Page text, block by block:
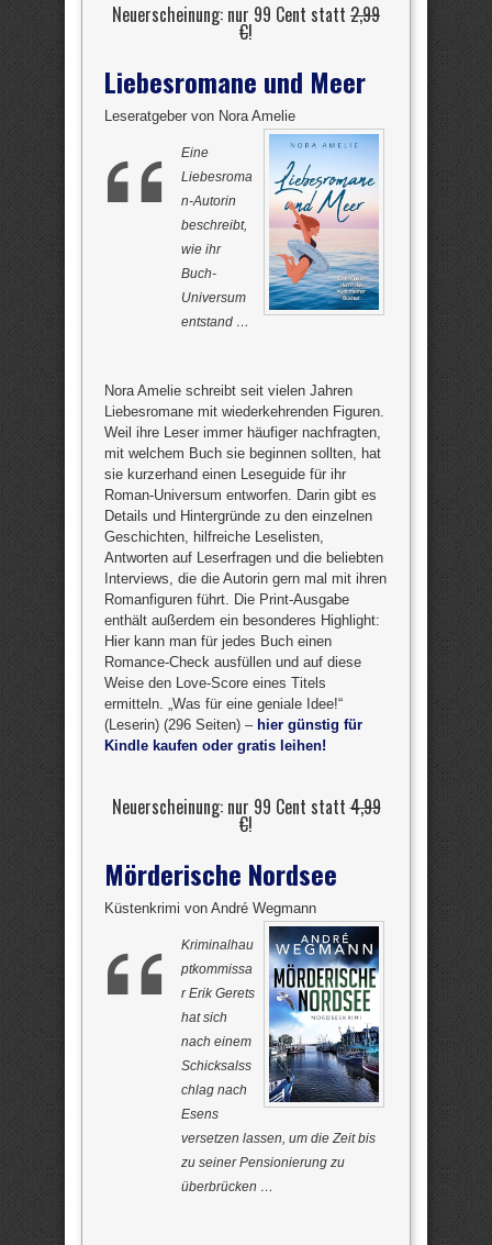
Neuerscheinung: nur 99 Cent statt 2,99
€!
Liebesromane und Meer
Leseratgeber von Nora Amelie
Eine
Liebesroma
n-Autorin
beschreibt,
wie ihr
Buch-
Universum
entstand …
Nora Amelie schreibt seit vielen Jahren
Liebesromane mit wiederkehrenden Figuren.
Weil ihre Leser immer häufiger nachfragten,
mit welchem Buch sie beginnen sollten, hat
sie kurzerhand einen Leseguide für ihr
Roman-Universum entworfen. Darin gibt es
Details und Hintergründe zu den einzelnen
Geschichten, hilfreiche Leselisten,
Antworten auf Leserfragen und die beliebten
Interviews, die die Autorin gern mal mit ihren
Romanfiguren führt. Die Print-Ausgabe
enthält außerdem ein besonderes Highlight:
Hier kann man für jedes Buch einen
Romance-Check ausfüllen und auf diese
Weise den Love-Score eines Titels
ermitteln. „Was für eine geniale Idee!“
(Leserin) (296 Seiten) – hier günstig für
Kindle kaufen oder gratis leihen!
Neuerscheinung: nur 99 Cent statt4,99
€!
Mörderische Nordsee
Küstenkrimi von André Wegmann
Kriminalhau
ptkommissa
r Erik Gerets
hat sich
nach einem
Schicksalss
chlag nach
Esens
versetzen lassen, um die Zeit bis
zu seiner Pensionierung zu
überbrücken …